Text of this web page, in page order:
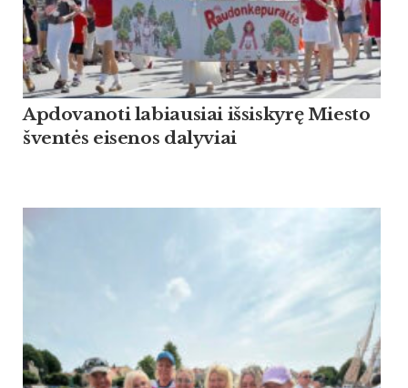
Apdovanoti labiausiai išsiskyrę Miesto
šventės eisenos dalyviai